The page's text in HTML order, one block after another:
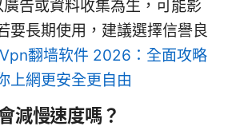
告或資料收集為生，可能影
要長期使用，建議選擇信譽良
Vpn翻墙软件 2026：全面攻略
上網更安全更自由
減慢速度嗎？